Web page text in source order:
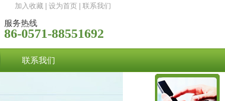
加入收藏 设为首页 联系我们
服务热线
86-0571-88551692
联系我们